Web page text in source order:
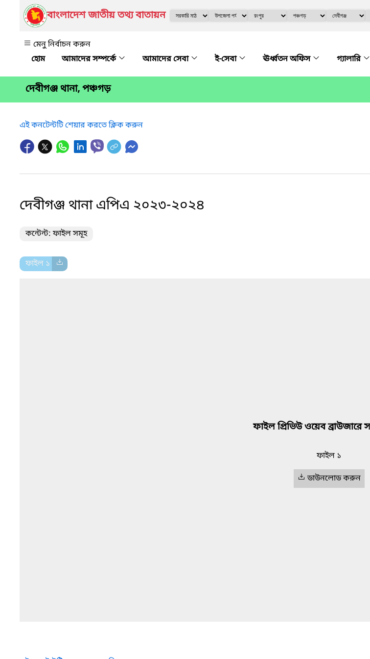
বাংলাদেশ জাতীয় তথ্য বাতায়ন
মেনু নির্বাচন করুন
আমাদের সম্পর্কে
আমাদের সেবা ই-সেবা ঊর্ধ্বতন অফিস গ্যালারি
দেবীগঞ্জ থানা, পঞ্চগড়
এই কনটেন্টটি শেয়ার করতে ক্লিক করুন
দেবীগঞ্জ থানা এপিএ ২০২৩-২০২৪
কন্টেন্ট: ফাইল সমূহ
ফাইল ১
ফাইল প্রিভিউ ওয়েব ব্রাউজারে
ফাইল ১
ডাউনলোড করুন